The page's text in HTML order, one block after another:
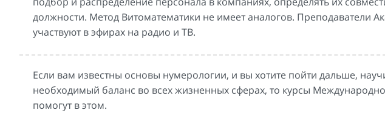
должности. Метод Витоматематики не имеет аналогов. Преподаватели
участвуют в эфирах на радио и ТВ.
Если вам известны основы нумерологии, и вы хотите пойти дальше,
необходимый баланс во всех жизненных сферах, то курсы
помогут в этом.